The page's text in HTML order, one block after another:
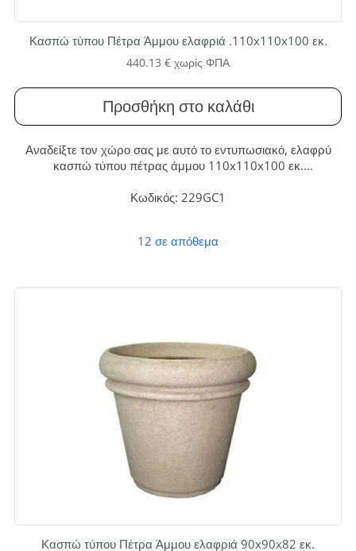
Κασπώ τύπου Πέτρα Άμμου ελαφριά .110x110x100 εκ.
440.13 € χωρίς ΦΠΑ
Προσθήκη στο καλάθι
Αναδείξτε τον χώρο σας με αυτό το εντυπωσιακό, ελαφρύ
κασπώ τύπου πέτρας άμμου 110x110x100 εκ.
κομψότητα και ανθεκτικότητα για εσωτερική ή εξωτερική
Κωδικός: 229GC1
12 σε απόθεμα
Κασπώ τύπου Πέτρα Άμμου ελαφριά 90x90x82 εκ.